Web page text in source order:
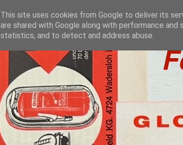
This site uses cookies from Google to deliver its
are shared with Google along with performance
statistics, and to detect and address abuse.